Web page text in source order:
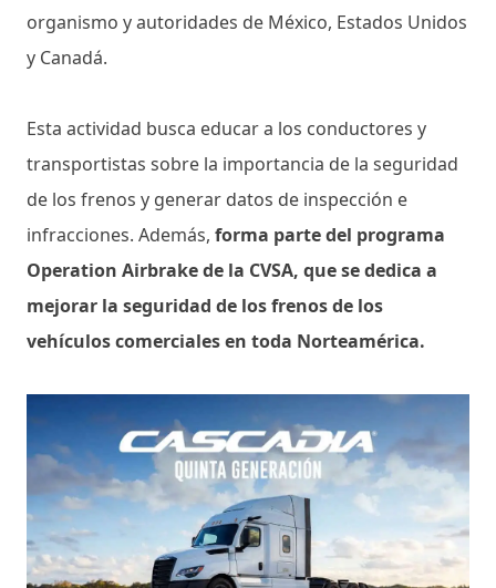
organismo y autoridades de México, Estados Unidos
y Canadá.
Esta actividad busca educar a los conductores y
transportistas sobre la importancia de la seguridad
de los frenos y generar datos de inspección e
infracciones. Además, forma parte del programa
Operation Airbrake de la CVSA, que se dedica a
mejorar la seguridad de los frenos de los
vehículos comerciales en toda Norteamérica.